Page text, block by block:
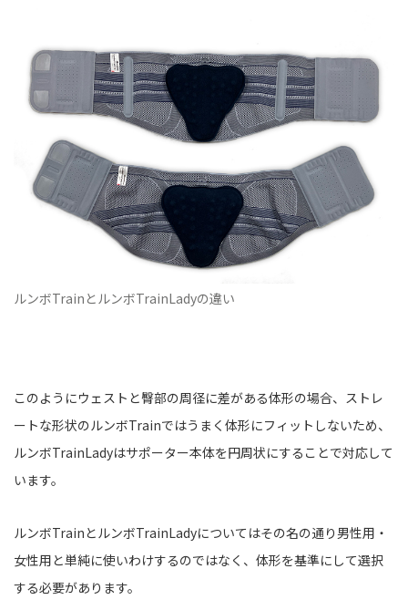
ルンボTrainとルンボTrainLadyの違い
このようにウェストと臀部の周径に差がある体形の場合、ストレ
ートな形状のルンボTrainではうまく体形にフィットしないため、
ルンボTrainLadyはサポーター本体を円周状にすることで対応して
います。
ルンボTrainとルンボTrainLadyについてはその名の通り男性用・
女性用と単純に使いわけするのではなく、体形を基準にして選択
する必要があります。